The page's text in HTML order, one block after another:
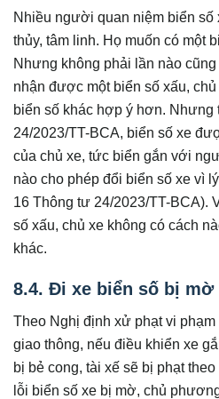
Nhiều người quan niệm biển số
thủy, tâm linh. Họ muốn có một
Nhưng không phải lần nào
nhận được một biển số xấu,
biển số khác hợp ý hơn. Nhưng
24/2023/TT-BCA, biển số xe
của chủ xe, tức biển gắn với
nào cho phép đổi biển số xe vì
16 Thông tư 24/2023/TT-BCA).
số xấu, chủ xe không có cách
khác.
8.4. Đi xe biển số bị
Theo Nghị định xử phạt vi
giao thông, nếu điều khiển xe
bị bẻ cong, tài xế sẽ bị phạt
lỗi biển số xe bị mờ, chủ